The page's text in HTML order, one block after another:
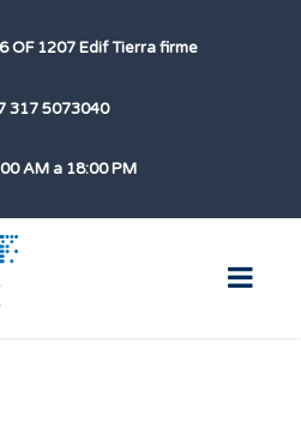
OF 1207 Edif Tierra firme
317 5073040
AM a 18:00 PM